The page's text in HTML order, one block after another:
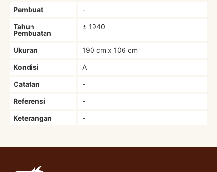
Pembuat -
Tahun
Pembuatan
± 1940
Ukuran 190 cm x 106 cm
Kondisi A
Catatan -
Referensi -
Keterangan -